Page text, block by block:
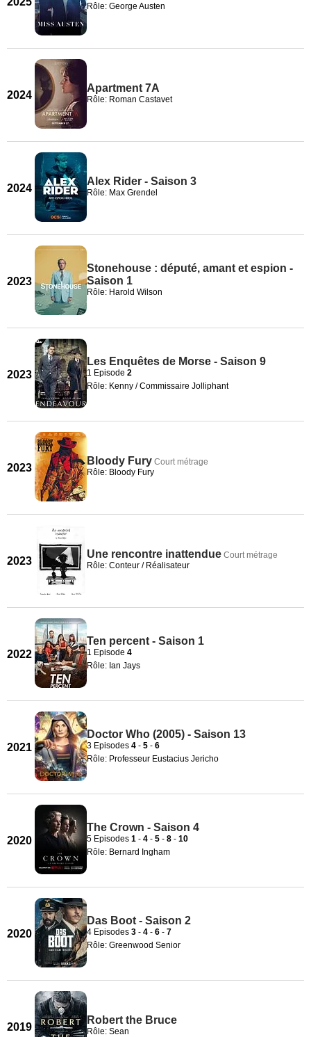
Rôle: George Austen
2024
Apartment 7A
Rôle: Roman Castavet
2024
Alex Rider - Saison 3
Rôle: Max Grendel
2023
Stonehouse : député, amant et espion -
Saison 1
Rôle: Harold Wilson
2023
Les Enquêtes de Morse - Saison 9
1 Episode 2
Rôle: Kenny / Commissaire Jolliphant
2023
Bloody Fury Court métrage
Rôle: Bloody Fury
2023
Une rencontre inattendue Court métrage
Rôle: Conteur / Réalisateur
2022
Ten percent - Saison 1
1 Episode 4
Rôle: Ian Jays
2021
Doctor Who (2005) - Saison 13
3 Episodes 4 - 5 - 6
Rôle: Professeur Eustacius Jericho
2020
The Crown - Saison 4
5 Episodes 1 - 4 - 5 - 8 - 10
Rôle: Bernard Ingham
2020
Das Boot - Saison 2
4 Episodes 3 - 4 - 6 - 7
Rôle: Greenwood Senior
2019
Robert the Bruce
Rôle: Sean